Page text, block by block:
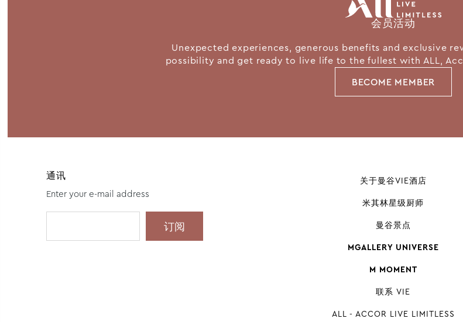
会员活动
Unexpected experiences, generous benefits and exclusive
possibility and get ready to live life to the fullest with ALL,
BECOME MEMBER
通讯
Enter your e-mail address
关于曼谷VIE酒店
米其林星级厨师
曼谷景点
MGALLERY UNIVERSE
M MOMENT
联系 VIE
ALL - ACCOR LIVE LIMITLESS